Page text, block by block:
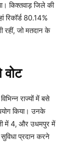
किश्तवाड़ जिले की
रिकॉर्ड 80.14%
रहीं, जो मतदान के
वोट
राज्यों में बसे
किया। उनके
में 4, और उधमपुर में
प्रदान करने